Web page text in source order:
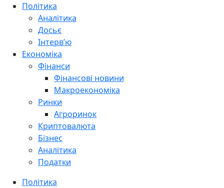
Політика
Аналітика
Досьє
Інтерв’ю
Економіка
Фінанси
Фінансові новини
Макроекономіка
Ринки
Агроринок
Криптовалюта
Бізнес
Аналітика
Податки
Політика